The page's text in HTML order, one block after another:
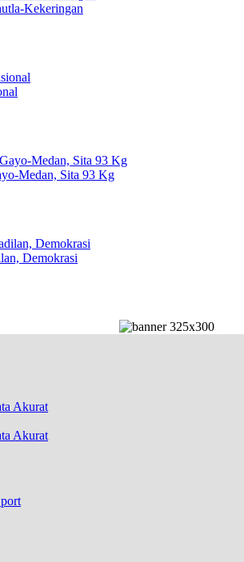
Kekeringan
Medan, Sita 93 Kg
Demokrasi
Akurat